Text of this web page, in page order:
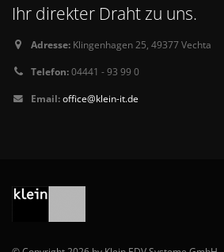
Ihr direkter Draht zu uns.
Adresse: Klingenhagen 25, 49377 Vechta
Telefon:04441 - 93 99 0
Email:office@klein-it.de